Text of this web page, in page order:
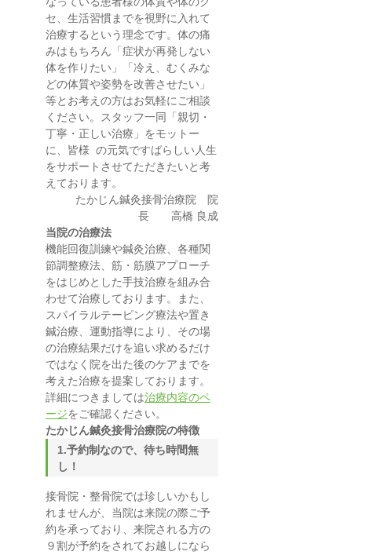
セ、生活習慣までを視野に入れて
治療するという理念です。体の痛
みはもちろん「症状が再発しない
体を作りたい」「冷え、むくみな
どの体質や姿勢を改善させたい」
等とお考えの方はお気軽にご相談
ください。スタッフ一同「親切・
丁寧・正しい治療」をモットー
に、皆様 の元気ですばらしい人生
をサポートさせてただきたいと考
えております。
たかじん鍼灸接骨治療院 院
長 高橋 良成
当院の治療法
機能回復訓練や鍼灸治療、各種関
節調整療法、筋・筋膜アプローチ
をはじめとした手技治療を組み合
わせて治療しております。また、
スパイラルテーピング療法や置き
鍼治療、運動指導により、その場
の治療結果だけを追い求めるだけ
ではなく院を出た後のケアまでを
考えた治療を提案しております。
詳細につきましては治療内容のペ
ージをご確認ください。
たかじん鍼灸接骨治療院の特徴
1.予約制なので、待ち時間無
し！
接骨院・整骨院では珍しいかもし
れませんが、当院は来院の際ご予
約を承っており、来院される方の
９割が予約をされてお越しになら